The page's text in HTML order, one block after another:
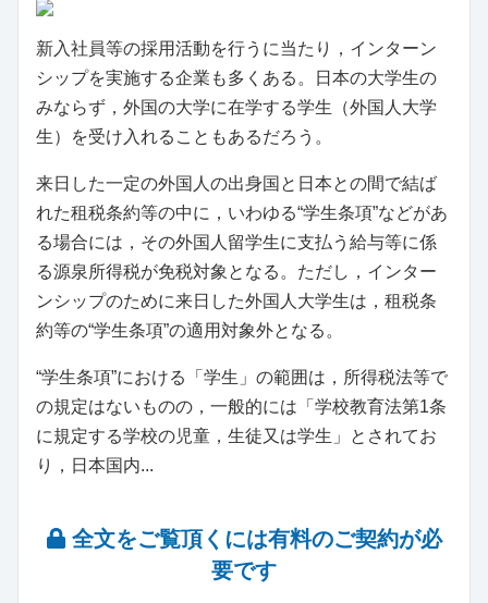
新入社員等の採用活動を行うに当たり，インターン
シップを実施する企業も多くある。日本の大学生の
みならず，外国の大学に在学する学生（外国人大学
生）を受け入れることもあるだろう。
来日した一定の外国人の出身国と日本との間で結ば
れた租税条約等の中に，いわゆる“学生条項”などがあ
る場合には，その外国人留学生に支払う給与等に係
る源泉所得税が免税対象となる。ただし，インター
ンシップのために来日した外国人大学生は，租税条
約等の“学生条項”の適用対象外となる。
“学生条項”における「学生」の範囲は，所得税法等で
の規定はないものの，一般的には「学校教育法第1条
に規定する学校の児童，生徒又は学生」とされてお
り，日本国内...
全文をご覧頂くには有料のご契約が必
要です